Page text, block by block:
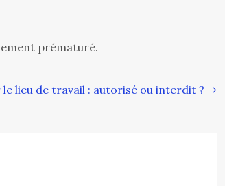
prématuré.
le lieu de travail : autorisé ou interdit ?